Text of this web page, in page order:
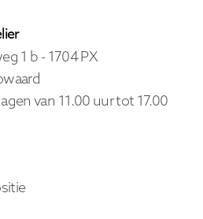
1 b -1704 PX
van 11.00 uur tot 17.00